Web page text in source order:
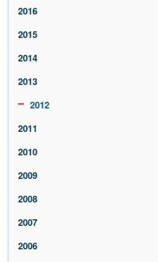
2016
2015
2014
2013
2012
2011
2010
2009
2008
2007
2006